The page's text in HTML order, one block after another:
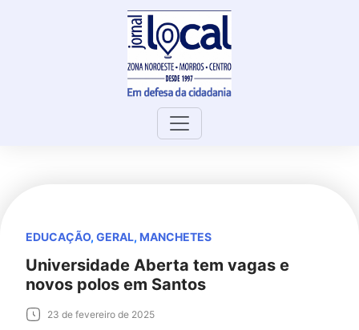
EDUCAÇÃO, GERAL, MANCHETES
Universidade Aberta tem vagas e
novos polos em Santos
23 de fevereiro de 2025